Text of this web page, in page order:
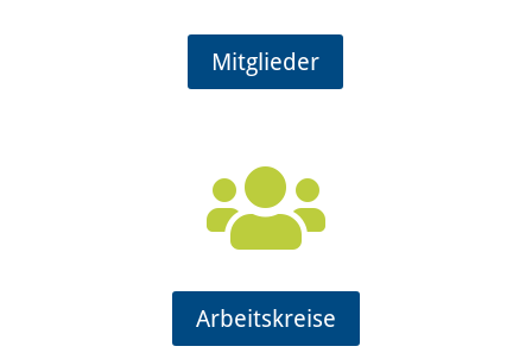
Mitglieder

Arbeitskreise